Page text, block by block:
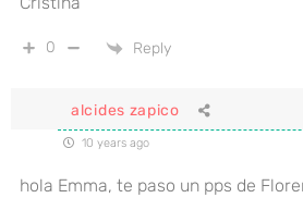
0 Reply
alcides zapico
10 years ago
hola Emma, te paso un pps de